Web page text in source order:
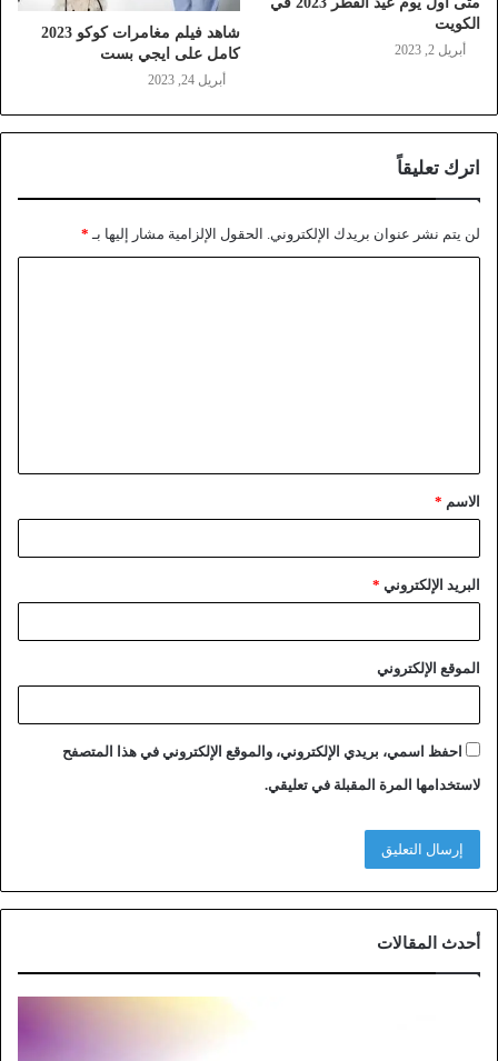
الكويت
أبريل 2, 2023
شاهد فيلم مغامرات كوكو 2023
كامل على ايجي بست
أبريل 24, 2023
اترك تعليقاً
لن يتم نشر عنوان بريدك الإلكتروني. الحقول الإلزامية مشار إليها بـ *
الاسم *
البريد الإلكتروني *
الموقع الإلكتروني
احفظ اسمي، بريدي الإلكتروني، والموقع الإلكتروني في هذا المتصفح
لاستخدامها المرة المقبلة في تعليقي.
أحدث المقالات